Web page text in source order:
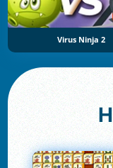
Virus Ninja 2